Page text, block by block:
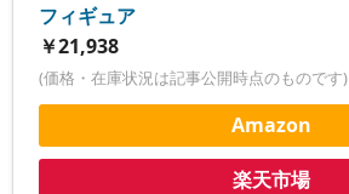
フィギュア
￥21,938
(価格・在庫状況は記事公開時点のものです)
Amazon
楽天市場